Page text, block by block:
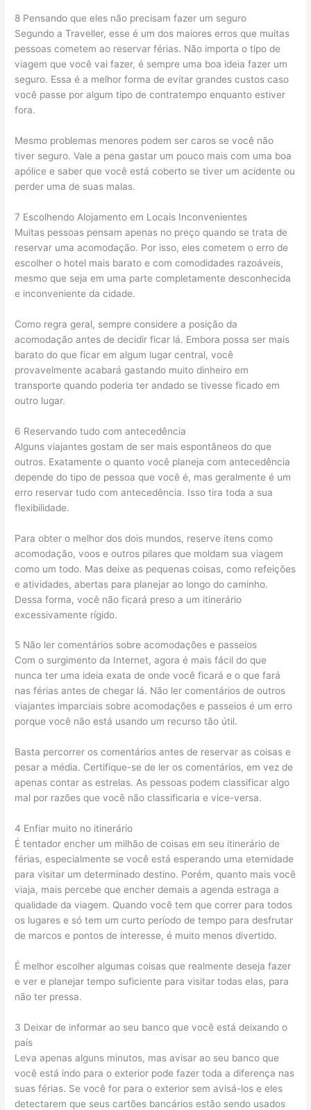
8 Pensando que eles não precisam fazer um seguro
Segundo a Traveller, esse é um dos maiores erros que muitas
pessoas cometem ao reservar férias. Não importa o tipo de
viagem que você vai fazer, é sempre uma boa ideia fazer um
seguro. Essa é a melhor forma de evitar grandes custos caso
você passe por algum tipo de contratempo enquanto estiver
fora.
Mesmo problemas menores podem ser caros se você não
tiver seguro. Vale a pena gastar um pouco mais com uma boa
apólice e saber que você está coberto se tiver um acidente ou
perder uma de suas malas.
7 Escolhendo Alojamento em Locais Inconvenientes
Muitas pessoas pensam apenas no preço quando se trata de
reservar uma acomodação. Por isso, eles cometem o erro de
escolher o hotel mais barato e com comodidades razoáveis,
mesmo que seja em uma parte completamente desconhecida
e inconveniente da cidade.
Como regra geral, sempre considere a posição da
acomodação antes de decidir ficar lá. Embora possa ser mais
barato do que ficar em algum lugar central, você
provavelmente acabará gastando muito dinheiro em
transporte quando poderia ter andado se tivesse ficado em
outro lugar.
6 Reservando tudo com antecedência
Alguns viajantes gostam de ser mais espontâneos do que
outros. Exatamente o quanto você planeja com antecedência
depende do tipo de pessoa que você é, mas geralmente é um
erro reservar tudo com antecedência. Isso tira toda a sua
flexibilidade.
Para obter o melhor dos dois mundos, reserve itens como
acomodação, voos e outros pilares que moldam sua viagem
como um todo. Mas deixe as pequenas coisas, como refeições
e atividades, abertas para planejar ao longo do caminho.
Dessa forma, você não ficará preso a um itinerário
excessivamente rígido.
5 Não ler comentários sobre acomodações e passeios
Com o surgimento da Internet, agora é mais fácil do que
nunca ter uma ideia exata de onde você ficará e o que fará
nas férias antes de chegar lá. Não ler comentários de outros
viajantes imparciais sobre acomodações e passeios é um erro
porque você não está usando um recurso tão útil.
Basta percorrer os comentários antes de reservar as coisas e
pesar a média. Certifique-se de ler os comentários, em vez de
apenas contar as estrelas. As pessoas podem classificar algo
mal por razões que você não classificaria e vice-versa.
4 Enfiar muito no itinerário
É tentador encher um milhão de coisas em seu itinerário de
férias, especialmente se você está esperando uma eternidade
para visitar um determinado destino. Porém, quanto mais você
viaja, mais percebe que encher demais a agenda estraga a
qualidade da viagem. Quando você tem que correr para todos
os lugares e só tem um curto período de tempo para desfrutar
de marcos e pontos de interesse, é muito menos divertido.
É melhor escolher algumas coisas que realmente deseja fazer
e ver e planejar tempo suficiente para visitar todas elas, para
não ter pressa.
3 Deixar de informar ao seu banco que você está deixando o
país
Leva apenas alguns minutos, mas avisar ao seu banco que
você está indo para o exterior pode fazer toda a diferença nas
suas férias. Se você for para o exterior sem avisá-los e eles
detectarem que seus cartões bancários estão sendo usados ​​